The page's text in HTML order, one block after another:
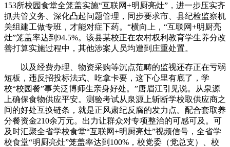
153所校园食堂全笼盖实施“互联网+明厨亮灶”，进一步压实齐
抓共管义务、深化凸起问题管理，同步要求市、县纪检监察机
关组建工做专班，才能对症下药。“横向上，“互联网+明厨亮
灶”笼盖率达到94.5%。该县某校正在农村权利教育学生养分改
善打算实施过程中，其他涉案人员均遭到庄重处置。
以及经费办理、物资采购等沉点范畴的监视还存正在亏弱
短板，违反招投标法式、吃拿卡要，这下心里有底了，学
校“校园餐”事关泛博师生亲身好处。”唐眉江引见说。从泉源
上确保食物供应平安。测验考试从泉源上斩断学校取供应商之
间的好处互换链条，就是正风肃纪反腐的发力点。配合套取养
分餐资金210余万元。出力让群众对专项整治的可感可及。可
及时汇聚全省学校食堂“互联网+明厨亮灶”视频信号，全省学
校食堂“明厨亮灶”笼盖率达到100%，校党委（党总支）、校